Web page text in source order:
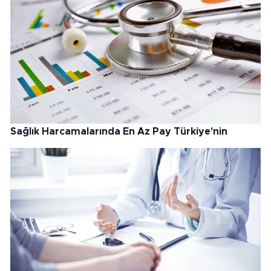
Sağlık Harcamalarında En Az Pay Türkiye'nin